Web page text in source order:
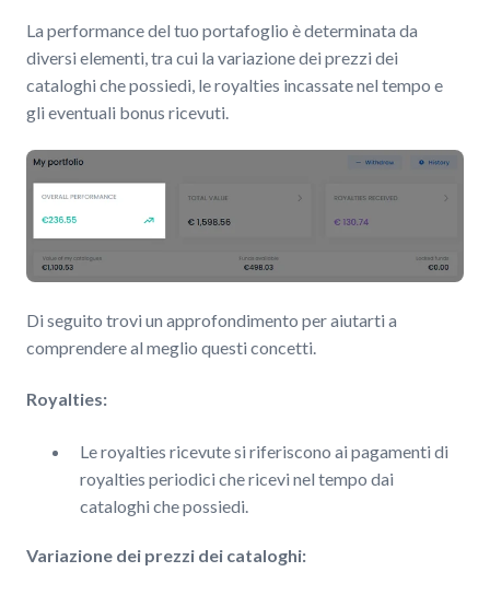
La performance del tuo portafoglio è determinata da
diversi elementi, tra cui la variazione dei prezzi dei
cataloghi che possiedi, le royalties incassate nel tempo e
gli eventuali bonus ricevuti.
Di seguito trovi un approfondimento per aiutarti a
comprendere al meglio questi concetti.
Royalties:
Le royalties ricevute si riferiscono ai pagamenti di
royalties periodici che ricevi nel tempo dai
cataloghi che possiedi.
Variazione dei prezzi dei cataloghi: